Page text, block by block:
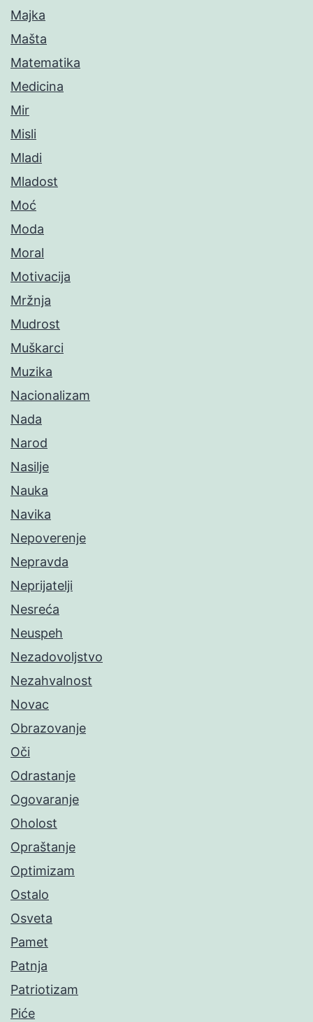
Majka
Mašta
Matematika
Medicina
Mir
Misli
Mladi
Mladost
Moć
Moda
Moral
Motivacija
Mržnja
Mudrost
Muškarci
Muzika
Nacionalizam
Nada
Narod
Nasilje
Nauka
Navika
Nepoverenje
Nepravda
Neprijatelji
Nesreća
Neuspeh
Nezadovoljstvo
Nezahvalnost
Novac
Obrazovanje
Oči
Odrastanje
Ogovaranje
Oholost
Opraštanje
Optimizam
Ostalo
Osveta
Pamet
Patnja
Patriotizam
Piće